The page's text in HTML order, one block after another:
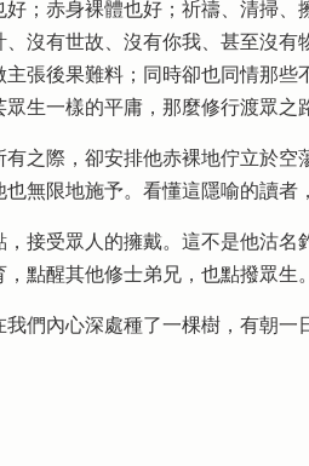
；赤身裸體也好；祈禱、清掃
沒有世故、沒有你我、甚至沒
張後果難料；同時卻也同情那
生一樣的平庸，那麼修行渡眾之
之際，卻安排他赤裸地佇立於空
無限地施予。看懂這隱喻的讀者
接受眾人的擁戴。這不是他沽名
點醒其他修士弟兄，也點撥眾生。
們內心深處種了一棵樹，有朝一